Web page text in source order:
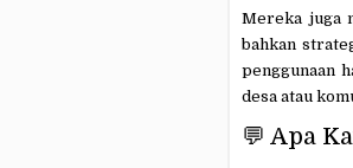
Mereka juga
bahkan
penggunaan
desa atau
💬 Apa